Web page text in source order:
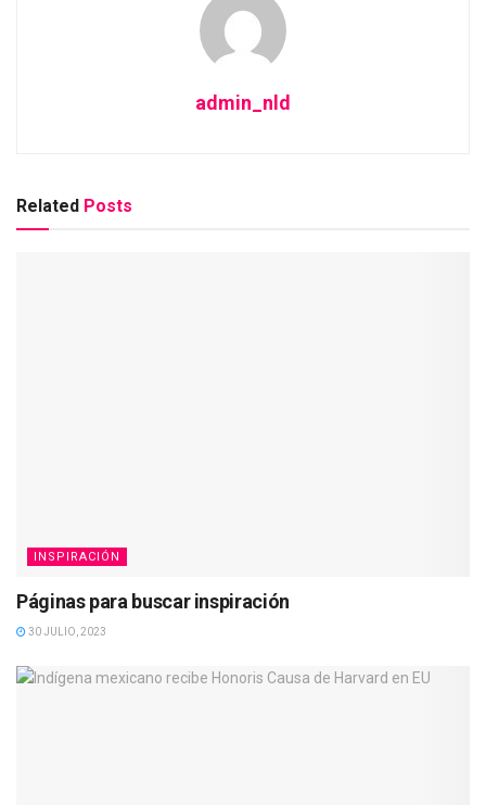
admin_nld
Related Posts
INSPIRACIÓN
Páginas para buscar inspiración
30 JULIO, 2023